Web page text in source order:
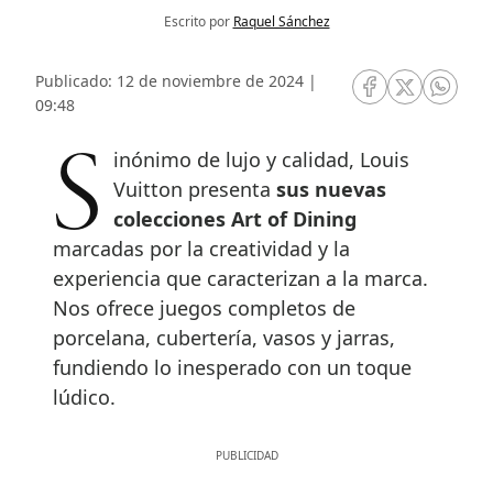
Escrito por Raquel Sánchez
Publicado: 12 de noviembre de 2024 |
09:48
RRSS Facebook
RRSSRRSS
Sinónimo de lujo y calidad, Louis Vuitton presentasus nuevas
colecciones Art of Dining
marcadas por la creatividad y la
experiencia que caracterizan a la marca.
Nos ofrece juegos completos de
porcelana, cubertería, vasos y jarras,
fundiendo lo inesperado con un toque
lúdico.